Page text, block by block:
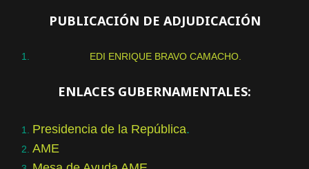
PUBLICACIÓN DE ADJUDICACIÓN
EDI ENRIQUE BRAVO CAMACHO.
ENLACES GUBERNAMENTALES:
Presidencia de la República.
AME